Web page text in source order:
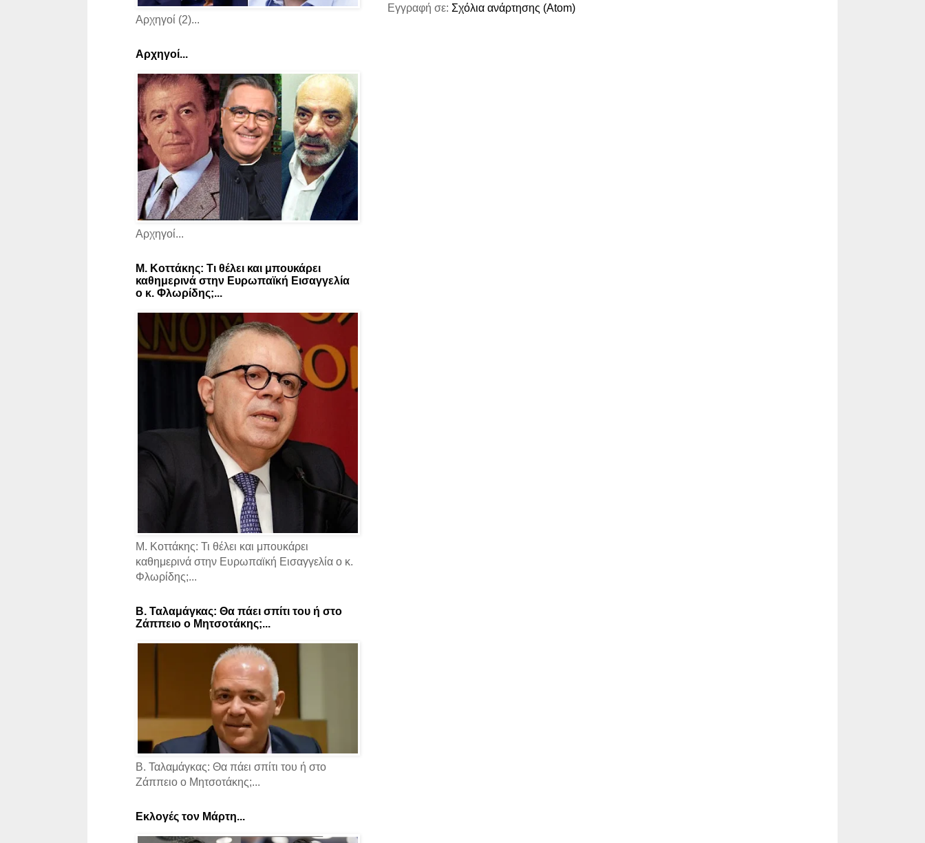
Εγγραφή σε: Σχόλια ανάρτησης (Atom)
Αρχηγοί (2)...
Αρχηγοί...
Αρχηγοί...
Μ. Κοττάκης: Τι θέλει και μπουκάρει
καθημερινά στην Ευρωπαϊκή Εισαγγελία
ο κ. Φλωρίδης;...
Μ. Κοττάκης: Τι θέλει και μπουκάρει
καθημερινά στην Ευρωπαϊκή Εισαγγελία ο κ.
Φλωρίδης;...
Β. Ταλαμάγκας: Θα πάει σπίτι του ή στο
Ζάππειο ο Μητσοτάκης;...
Β. Ταλαμάγκας: Θα πάει σπίτι του ή στο
Ζάππειο ο Μητσοτάκης;...
Εκλογές τον Μάρτη...